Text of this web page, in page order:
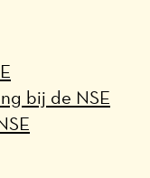
bij de NSE